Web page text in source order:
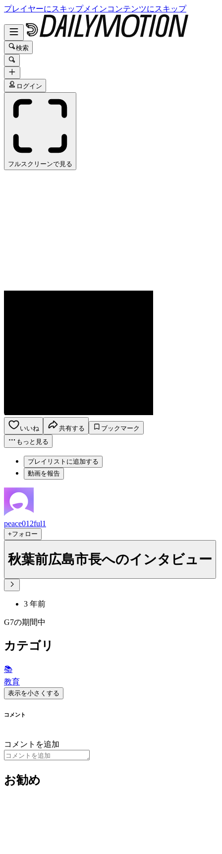
プレイヤーにスキップメインコンテンツにスキップ
検索
ログイン
フルスクリーンで見る
いいね 共有する
ブックマーク
もっと見る
プレイリストに追加する
動画を報告
peace012ful1
+フォロー
秋葉前広島市長へのインタビュー
3 年前
G7の期間中
カテゴリ
📚
教育
表示を小さくする
コメント
コメントを追加
お勧め